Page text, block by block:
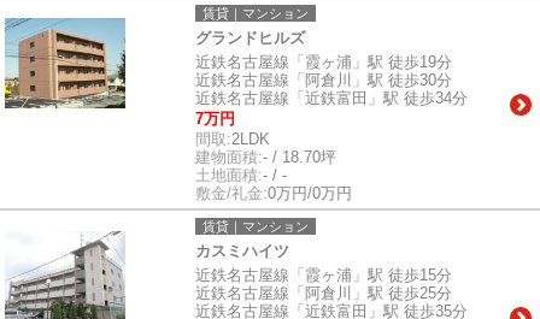
賃貸｜マンション
グランドヒルズ
近鉄名古屋線「霞ヶ浦」駅 徒歩19分
近鉄名古屋線「阿倉川」駅 徒歩30分
近鉄名古屋線「近鉄富田」駅 徒歩34分
7万円
間取:2LDK
建物面積:- / 18.70坪
土地面積:- / -
敷金/礼金:0万円/0万円
賃貸｜マンション
カスミハイツ
近鉄名古屋線「霞ヶ浦」駅 徒歩15分
近鉄名古屋線「阿倉川」駅 徒歩25分
近鉄名古屋線「近鉄富田」駅 徒歩35分